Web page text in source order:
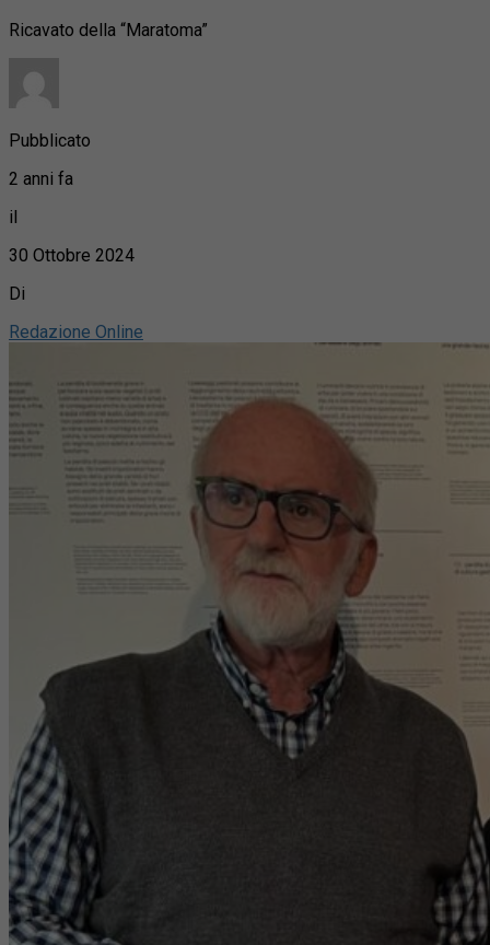
Ricavato della “Maratoma”
Pubblicato
2 anni fa
il
30 Ottobre 2024
Di
Redazione Online